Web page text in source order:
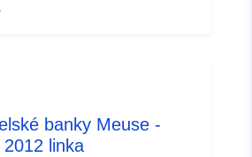
banky Meuse -
linka